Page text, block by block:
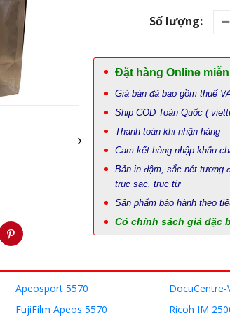
›
Số lượng:
Đặt hàng Online
Giá bán đã bao gồm thuế
Ship COD Toàn Quốc (
Thanh toán khi nhận hàng
Cam kết hàng nhập khẩu
Bản in đậm, sắc nét tương
trục sạc, trục từ
Sản phẩm bảo hành theo
Có chính sách giá đặc
Apeosport 5570 DocuCentre-
FujiFilm Apeos 5570 Ricoh IM